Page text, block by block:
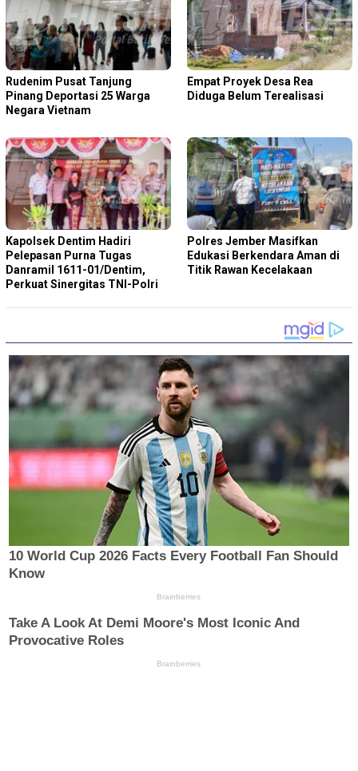
Rudenim Pusat Tanjung
Pinang Deportasi 25 Warga
Negara Vietnam
Empat Proyek Desa Rea
Diduga Belum Terealisasi
Kapolsek Dentim Hadiri
Pelepasan Purna Tugas
Danramil 1611-01/Dentim,
Perkuat Sinergitas TNI-Polri
Polres Jember Masifkan
Edukasi Berkendara Aman di
Titik Rawan Kecelakaan